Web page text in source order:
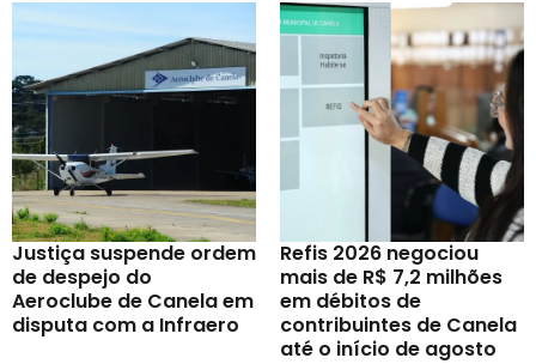
Justiça suspende ordem
de despejo do
Aeroclube de Canela em
disputa com a Infraero
Refis 2026 negociou
mais de R$ 7,2 milhões
em débitos de
contribuintes de Canela
até o início de agosto